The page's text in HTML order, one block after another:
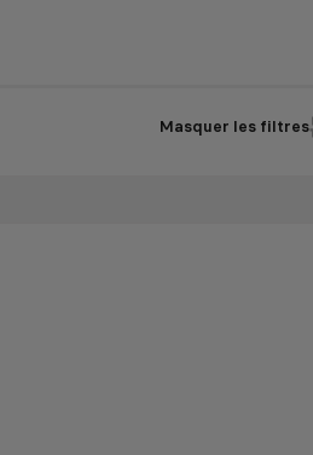
Masquer les filtres